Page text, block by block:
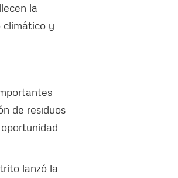
la
climático y
de residuos
lanzó la